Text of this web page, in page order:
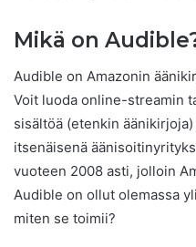
Mikä on
Audible on Amazonin
Voit luoda online-streamin
sisältöä (etenkin
itsenäisenä
vuoteen 2008 asti, jolloin
Audible on ollut olemassa
miten se toimii?